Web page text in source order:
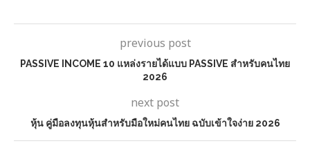
previous post
PASSIVE INCOME 10 แหล่งรายได้แบบ PASSIVE สำหรับคนไทย
2026
next post
หุ้น คู่มือลงทุนหุ้นสำหรับมือใหม่คนไทย ฉบับเข้าใจง่าย 2026